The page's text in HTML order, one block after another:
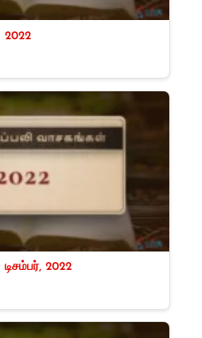
2022
2022